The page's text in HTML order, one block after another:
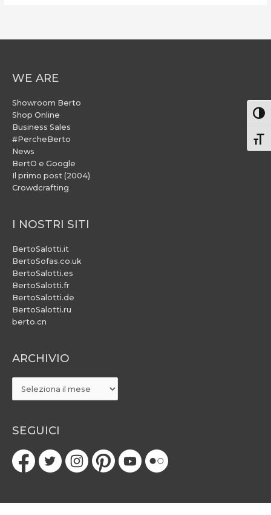
WE ARE
Showroom Berto
Shop Online
Business Sales
#PercheBerto
News
BertO e Google
Il primo post (2004)
Crowdcrafting
I NOSTRI SITI
BertoSalotti.it
BertoSofas.co.uk
BertoSalotti.es
BertoSalotti.fr
BertoSalotti.de
BertoSalotti.ru
berto.cn
ARCHIVIO
ARCHIVIO
SEGUICI